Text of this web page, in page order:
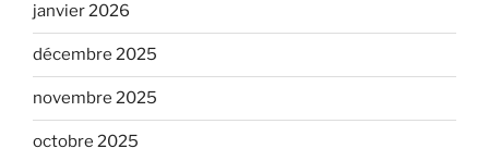
janvier 2026
décembre 2025
novembre 2025
octobre 2025